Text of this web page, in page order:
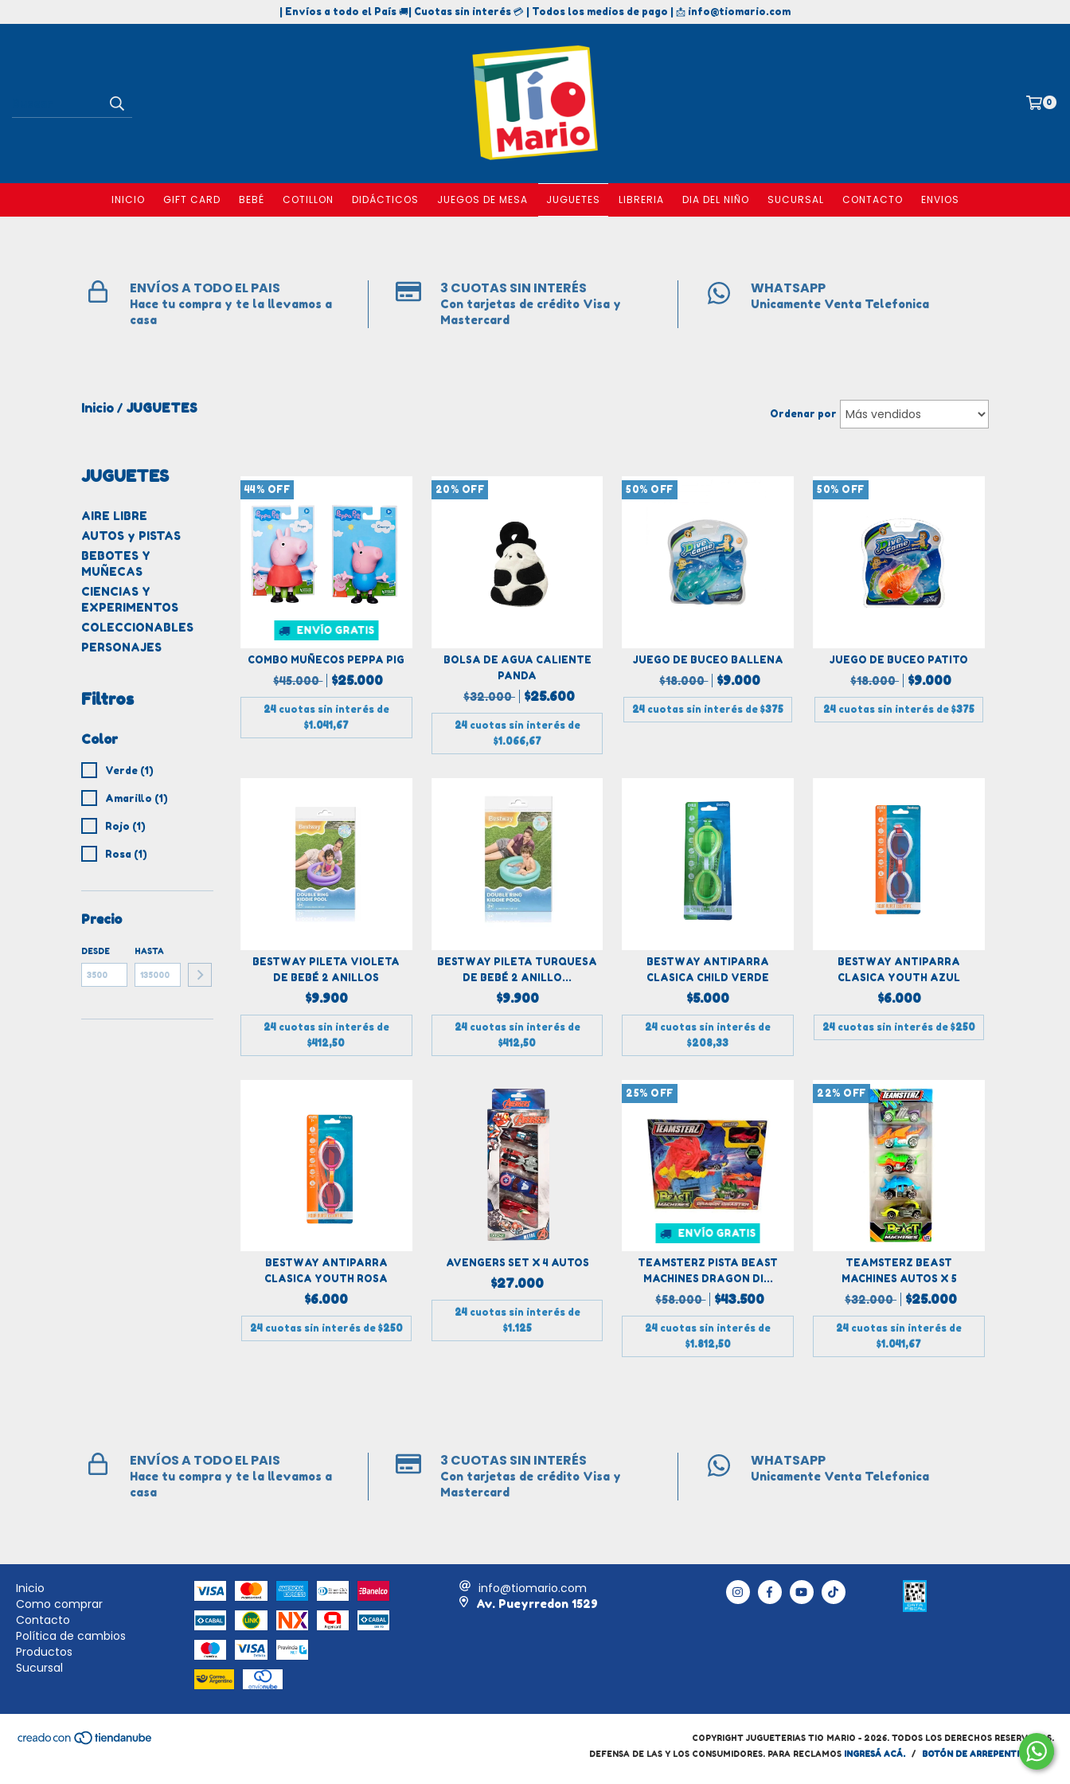
| Envíos a todo el País 🚚| Cuotas sin interés 💳 | Todos los medios de pago | 📩 info@tiomario.com
0
INICIO GIFT CARD BEBÉ COTILLON DIDÁCTICOS JUEGOS DE MESA JUGUETES LIBRERIA DIA DEL NIÑO SUCURSAL CONTACTO ENVIOS
ENVÍOS A TODO EL PAIS
Hace tu compra y te la llevamos a
casa
3 CUOTAS SIN INTERÉS
Con tarjetas de crédito Visa y
Mastercard
WHATSAPP
Unicamente Venta Telefonica
Inicio / JUGUETES Ordenar por
JUGUETES
AIRE LIBRE
AUTOS y PISTAS
BEBOTES Y
MUÑECAS
CIENCIAS Y
EXPERIMENTOS
COLECCIONABLES
PERSONAJES
Filtros
Color
Verde (1)
Amarillo (1)
Rojo (1)
Rosa (1)
Precio
DESDE HASTA
44 % OFF
ENVÍO GRATIS
COMBO MUÑECOS PEPPA PIG
$45.000 $25.000
24 cuotas sin interés de
$1.041,67
20% OFF
BOLSA DE AGUA CALIENTE
PANDA
$32.000 $25.600
24 cuotas sin interés de
$1.066,67
50% OFF
JUEGO DE BUCEO BALLENA
$18.000 $9.000
24 cuotas sin interés de$375
50% OFF
JUEGO DE BUCEO PATITO
$18.000 $9.000
24 cuotas sin interés de$375
BESTWAY PILETA VIOLETA
DE BEBÉ 2 ANILLOS
$9.900
24 cuotas sin interés de
$412,50
BESTWAY PILETA TURQUESA
DE BEBÉ 2 ANILLO...
$9.900
24 cuotas sin interés de
$412,50
BESTWAY ANTIPARRA
CLASICA CHILD VERDE
$5.000
24 cuotas sin interés de
$208,33
BESTWAY ANTIPARRA
CLASICA YOUTH AZUL
$6.000
24 cuotas sin interés de$250
BESTWAY ANTIPARRA
CLASICA YOUTH ROSA
$6.000
24 cuotas sin interés de $250
AVENGERS SET X 4 AUTOS
$27.000
24 cuotas sin interés de
$1.125
25% OFF
ENVÍO GRATIS
TEAMSTERZ PISTA BEAST
MACHINES DRAGON DI...
$58.000 $43.500
24 cuotas sin interés de
$1.812,50
22% OFF
TEAMSTERZ BEAST
MACHINES AUTOS X 5
$32.000 $25.000
24 cuotas sin interés de
$1.041,67
ENVÍOS A TODO EL PAIS
Hace tu compra y te la llevamos a
casa
3 CUOTAS SIN INTERÉS
Con tarjetas de crédito Visa y
Mastercard
WHATSAPP
Unicamente Venta Telefonica
Inicio
Como comprar
Contacto
Política de cambios
Productos
Sucursal
info@tiomario.com
Av. Pueyrredon 1529
COPYRIGHT JUGUETERIAS TIO MARIO - 2026. TODOS LOS DERECHOS RESERVADOS.
DEFENSA DE LAS Y LOS CONSUMIDORES. PARA RECLAMOS
INGRESÁ ACÁ. / BOTÓN DE ARREPENTIMIENTO